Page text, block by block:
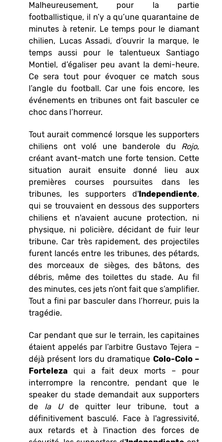
Malheureusement, pour la partie
footballistique, il n’y a qu’une quarantaine de
minutes à retenir. Le temps pour le diamant
chilien, Lucas Assadi, d’ouvrir la marque, le
temps aussi pour le talentueux Santiago
Montiel, d’égaliser peu avant la demi-heure.
Ce sera tout pour évoquer ce match sous
l’angle du football. Car une fois encore, les
événements en tribunes ont fait basculer ce
choc dans l’horreur.
Tout aurait commencé lorsque les supporters
chiliens ont volé une banderole du Rojo,
créant avant-match une forte tension. Cette
situation aurait ensuite donné lieu aux
premières courses poursuites dans les
tribunes, les supporters d'Independiente,
qui se trouvaient en dessous des supporters
chiliens et n'avaient aucune protection, ni
physique, ni policière, décidant de fuir leur
tribune. Car très rapidement, des projectiles
furent lancés entre les tribunes, des pétards,
des morceaux de sièges, des bâtons, des
débris, même des toilettes du stade. Au fil
des minutes, ces jets n’ont fait que s’amplifier.
Tout a fini par basculer dans l’horreur, puis la
tragédie.
Car pendant que sur le terrain, les capitaines
étaient appelés par l’arbitre Gustavo Tejera –
déjà présent lors du dramatique Colo-Colo –
Forteleza qui a fait deux morts – pour
interrompre la rencontre, pendant que le
speaker du stade demandait aux supporters
de la U de quitter leur tribune, tout a
définitivement basculé. Face à l'agressivité,
aux retards et à l'inaction des forces de